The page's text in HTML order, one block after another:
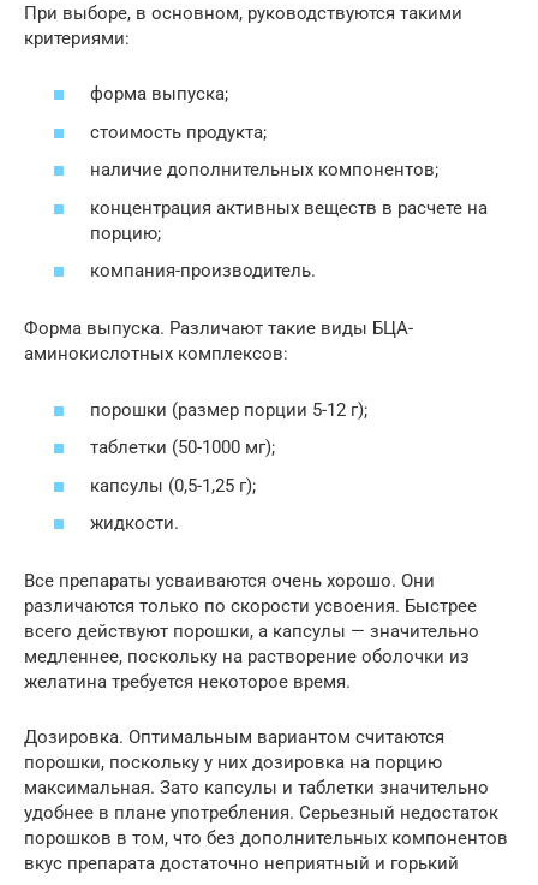
При выборе, в основном, руководствуются такими
критериями:
форма выпуска;
стоимость продукта;
наличие дополнительных компонентов;
концентрация активных веществ в расчете на
порцию;
компания-производитель.
Форма выпуска. Различают такие виды БЦА-
аминокислотных комплексов:
порошки (размер порции 5-12 г);
таблетки (50-1000 мг);
капсулы (0,5-1,25 г);
жидкости.
Все препараты усваиваются очень хорошо. Они
различаются только по скорости усвоения. Быстрее
всего действуют порошки, а капсулы — значительно
медленнее, поскольку на растворение оболочки из
желатина требуется некоторое время.
Дозировка. Оптимальным вариантом считаются
порошки, поскольку у них дозировка на порцию
максимальная. Зато капсулы и таблетки значительно
удобнее в плане употребления. Серьезный недостаток
порошков в том, что без дополнительных компонентов
вкус препарата достаточно неприятный и горький